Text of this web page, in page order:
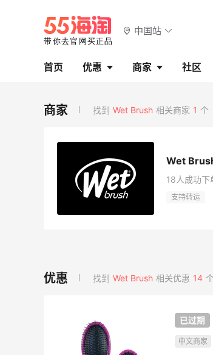
中国站
首页 优惠 商家 社区
找到 Wet Brush 相关商家 1 个
Wet
18人成功下
支持转运
找到 Wet Brush 相关优惠 14 个
中文商家